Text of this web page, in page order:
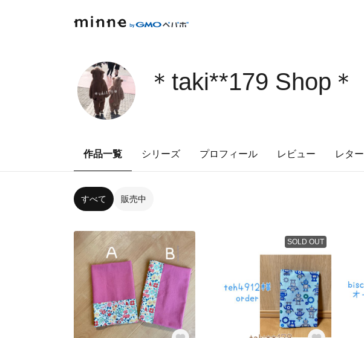
＊taki**179 Shop＊
作品一覧 シリーズ プロフィール レビュー レター
すべて 販売中
SOLD OUT